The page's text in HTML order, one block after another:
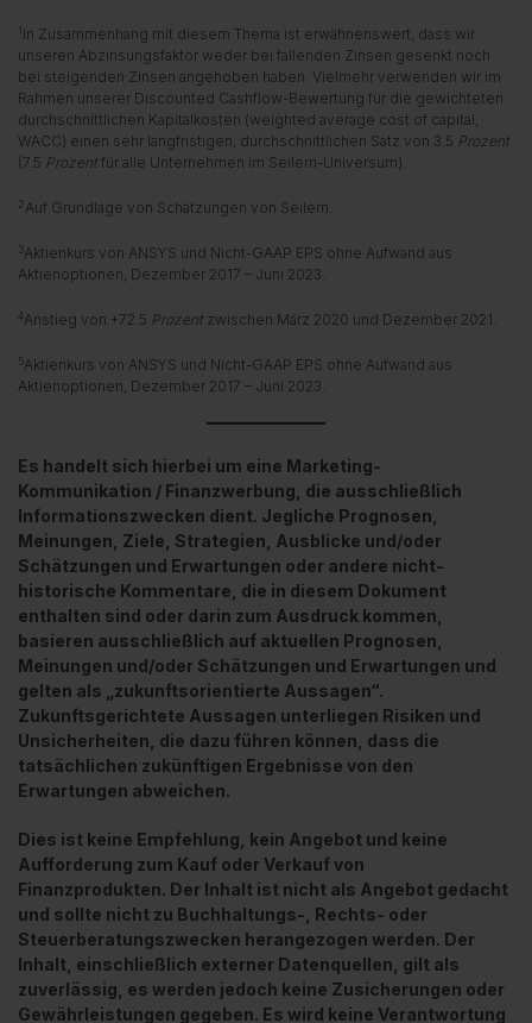
1In Zusammenhang mit diesem Thema ist erwähnenswert, dass wir
unseren Abzinsungsfaktor weder bei fallenden Zinsen gesenkt noch
bei steigenden Zinsen angehoben haben. Vielmehr verwenden wir im
Rahmen unserer Discounted Cashflow-Bewertung für die gewichteten
durchschnittlichen Kapitalkosten (weighted average cost of capital,
WACC) einen sehr langfristigen, durchschnittlichen Satz von 3.5 Prozent
(7.5 Prozent für alle Unternehmen im Seilern-Universum).
2Auf Grundlage von Schätzungen von Seilern.
3Aktienkurs von ANSYS und Nicht-GAAP EPS ohne Aufwand aus
Aktienoptionen, Dezember 2017 – Juni 2023.
4Anstieg von +72.5 Prozent zwischen März 2020 und Dezember 2021.
5Aktienkurs von ANSYS und Nicht-GAAP EPS ohne Aufwand aus
Aktienoptionen, Dezember 2017 – Juni 2023.
Es handelt sich hierbei um eine Marketing-
Kommunikation / Finanzwerbung, die ausschließlich
Informationszwecken dient. Jegliche Prognosen,
Meinungen, Ziele, Strategien, Ausblicke und/oder
Schätzungen und Erwartungen oder andere nicht-
historische Kommentare, die in diesem Dokument
enthalten sind oder darin zum Ausdruck kommen,
basieren ausschließlich auf aktuellen Prognosen,
Meinungen und/oder Schätzungen und Erwartungen und
gelten als „zukunftsorientierte Aussagen“.
Zukunftsgerichtete Aussagen unterliegen Risiken und
Unsicherheiten, die dazu führen können, dass die
tatsächlichen zukünftigen Ergebnisse von den
Erwartungen abweichen.
Dies ist keine Empfehlung, kein Angebot und keine
Aufforderung zum Kauf oder Verkauf von
Finanzprodukten. Der Inhalt ist nicht als Angebot gedacht
und sollte nicht zu Buchhaltungs-, Rechts- oder
Steuerberatungszwecken herangezogen werden. Der
Inhalt, einschließlich externer Datenquellen, gilt als
zuverlässig, es werden jedoch keine Zusicherungen oder
Gewährleistungen gegeben. Es wird keine Verantwortung